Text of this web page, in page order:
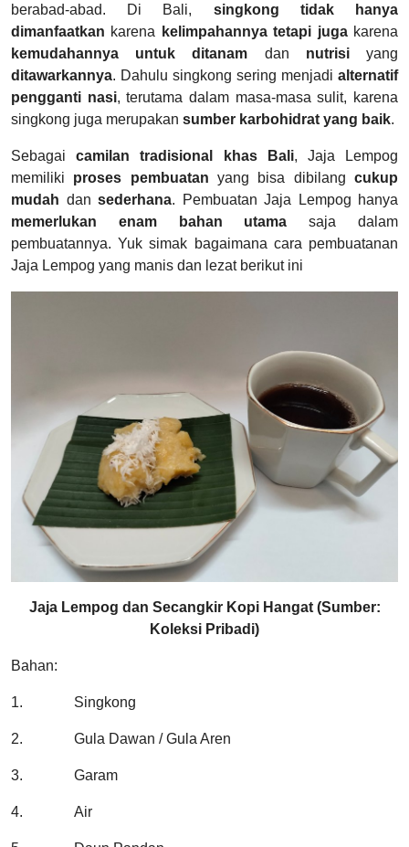
berabad-abad. Di Bali, singkong tidak hanya
dimanfaatkan karena kelimpahannya tetapi jugakarena
kemudahannya
untuk ditanam dan nutrisiyang
ditawarkannya. Dahulu singkong sering menjadi alternatif
pengganti nasi, terutama dalam masa-masa sulit, karena
singkong juga merupakan sumber karbohidrat yang baik.
Sebagaicamilan tradisional khas Bali, Jaja Lempog
memiliki proses pembuatan yang bisa dibilangcukup
mudah dan sederhana. Pembuatan Jaja Lempog hanya
memerlukan enam bahan utama saja dalam
pembuatannya. Yuk simak bagaimana cara pembuatanan
Jaja Lempog yang manis dan lezat berikut ini
Jaja Lempog dan Secangkir Kopi Hangat (Sumber:
Koleksi Pribadi)
Bahan:
1. Singkong
2. Gula Dawan / Gula Aren
3. Garam
4. Air